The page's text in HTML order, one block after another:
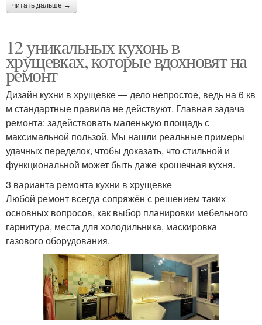
читать дальше →
12 уникальных кухонь в
хрущевках, которые вдохновят на
ремонт
Дизайн кухни в хрущевке — дело непростое, ведь на 6 кв
м стандартные правила не действуют. Главная задача
ремонта: задействовать маленькую площадь с
максимальной пользой. Мы нашли реальные примеры
удачных переделок, чтобы доказать, что стильной и
функциональной может быть даже крошечная кухня.
3 варианта ремонта кухни в хрущевке
Любой ремонт всегда сопряжён с решением таких
основных вопросов, как выбор планировки мебельного
гарнитура, места для холодильника, маскировка
газового оборудования.